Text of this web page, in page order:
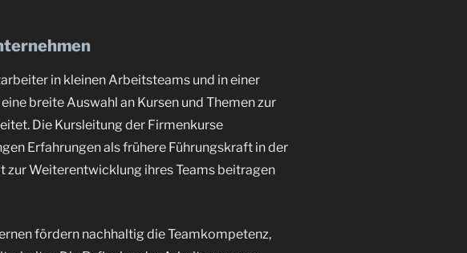
in kleinen Arbeitsteams und in einer
breite Auswahl an Kursen und Themen zur
Die Kursleitung der Firmenkurse
Erfahrungen als frühere Führungskraft in der
Weiterentwicklung ihres Teams beitragen
fördern nachhaltig die Teamkompetenz,